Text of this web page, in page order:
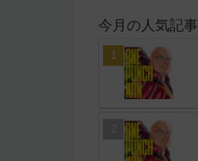
今月の人気記事